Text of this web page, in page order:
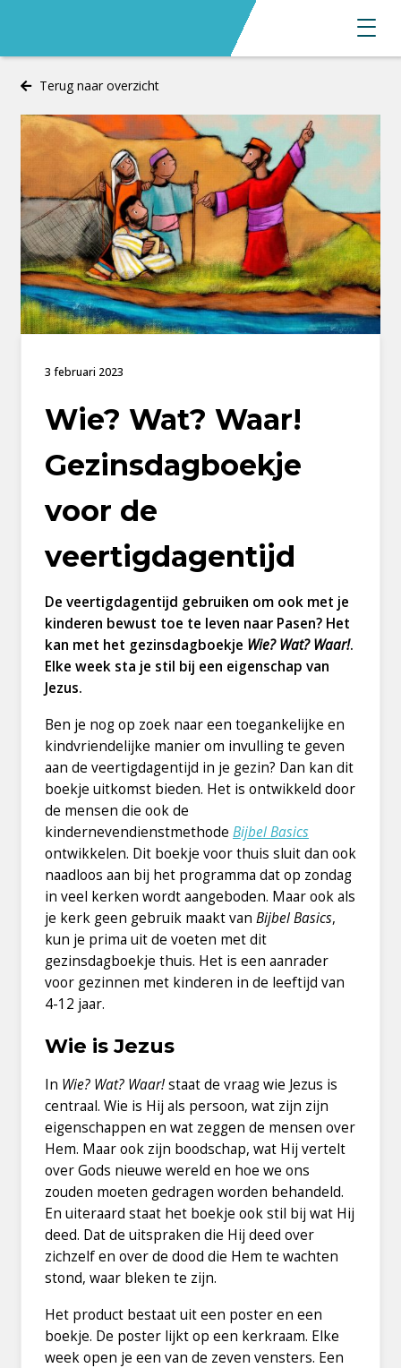
Terug naar overzicht
3 februari 2023
Wie? Wat? Waar!
Gezinsdagboekje
voor de
veertigdagentijd
De veertigdagentijd gebruiken om ook met je
kinderen bewust toe te leven naar Pasen? Het
kan met het gezinsdagboekje Wie? Wat? Waar!.
Elke week sta je stil bij een eigenschap van
Jezus.
Ben je nog op zoek naar een toegankelijke en
kindvriendelijke manier om invulling te geven
aan de veertigdagentijd in je gezin? Dan kan dit
boekje uitkomst bieden. Het is ontwikkeld door
de mensen die ook de
kindernevendienstmethode Bijbel Basics
ontwikkelen. Dit boekje voor thuis sluit dan ook
naadloos aan bij het programma dat op zondag
in veel kerken wordt aangeboden. Maar ook als
je kerk geen gebruik maakt van Bijbel Basics,
kun je prima uit de voeten met dit
gezinsdagboekje thuis. Het is een aanrader
voor gezinnen met kinderen in de leeftijd van
4-12 jaar.
Wie is Jezus
In Wie? Wat? Waar!staat de vraag wie Jezus is
centraal. Wie is Hij als persoon, wat zijn zijn
eigenschappen en wat zeggen de mensen over
Hem. Maar ook zijn boodschap, wat Hij vertelt
over Gods nieuwe wereld en hoe we ons
zouden moeten gedragen worden behandeld.
En uiteraard staat het boekje ook stil bij wat Hij
deed. Dat de uitspraken die Hij deed over
zichzelf en over de dood die Hem te wachten
stond, waar bleken te zijn.
Het product bestaat uit een poster en een
boekje. De poster lijkt op een kerkraam. Elke
week open je een van de zeven vensters. Een